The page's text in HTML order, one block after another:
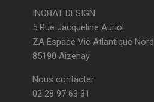
INOBAT DESIGN
5 Rue Jacqueline Auriol
ZA Espace Vie Atlantique Nord
85190 Aizenay
Nous contacter
02 28 97 63 31